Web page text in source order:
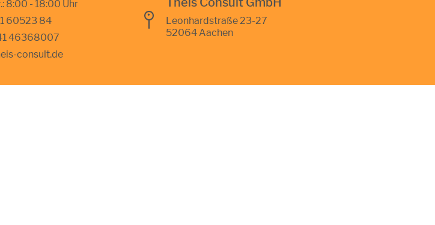
8:00 - 18:00 Uhr
60523 84
46368007
consult.de
Leonhardstraße 23-27
52064 Aachen